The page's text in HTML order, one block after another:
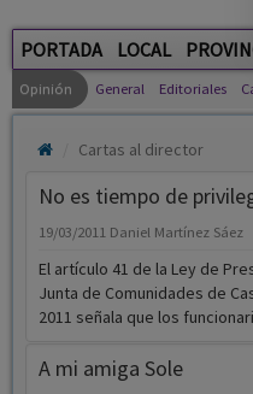
PORTADA LOCAL
Opinión General Editoriales
Cartas al director
No es tiempo de
19/03/2011 Daniel Martínez Sáez
El artículo 41 de la Ley de
Junta de Comunidades de
2011 señala que los
A mi amiga Sole